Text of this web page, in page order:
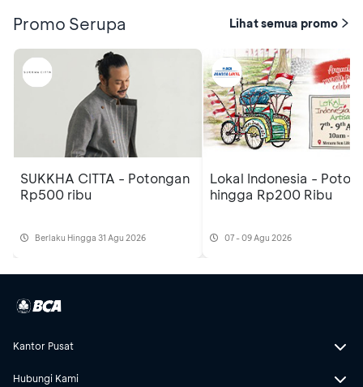
Promo Serupa Lihat semua promo
SUKKHA CITTA - Potongan
Rp500 ribu
Berlaku Hingga 31 Agu 2026
Lokal Indonesia -
hingga Rp200 Ribu
07 - 09 Agu 2026
Kantor Pusat
Hubungi Kami